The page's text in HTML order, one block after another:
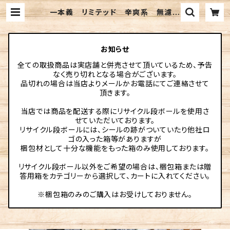
一本義 リミテッド 辛爽系 無濾過
生酒 純米吟醸 720ml | 伊勢元酒
店online
お知らせ
全ての取扱商品は実店舗と併売させて頂いているため、予告
なく売り切れとなる場合がございます。
品切れの場合は当店よりメールかお電話にてご連絡させて
頂きます。
当店では商品を配送する際にリサイクル段ボールを使用さ
せていただいております。
リサイクル段ボールには、シールの跡がついていたり他社ロ
ゴの入った箱等がありますが
梱包材として十分な機能をもった箱のみ使用しております。
リサイクル段ボール以外をご希望の場合は、梱包箱または贈
答用箱をカテゴリーから選択して、カートに入れてください。
※梱包箱のみのご購入はお受けしておりません。